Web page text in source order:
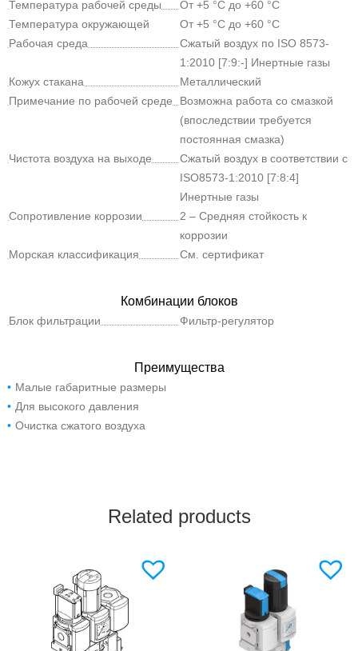
давление
Температура рабочей среды
От +5 °C до +60 °C
Температура окружающей
среды
От +5 °C до +60 °C
Рабочая среда
Сжатый воздух по ISO 8573-
1:2010 [7:9:-] Инертные газы
Кожух стакана
Металлический
Примечание по рабочей среде
Возможна работа со смазкой
(впоследствии требуется
постоянная смазка)
Чистота воздуха на выходе
Сжатый воздух в соответствии с
ISO8573-1:2010 [7:8:4]
Инертные газы
Сопротивление коррозии
2 – Средняя стойкость к
коррозии
Морская классификация
См. сертификат
Комбинации блоков
Блок фильтрации Фильтр-регулятор
Преимущества
Малые габаритные размеры
Для высокого давления
Очистка сжатого воздуха
Related products